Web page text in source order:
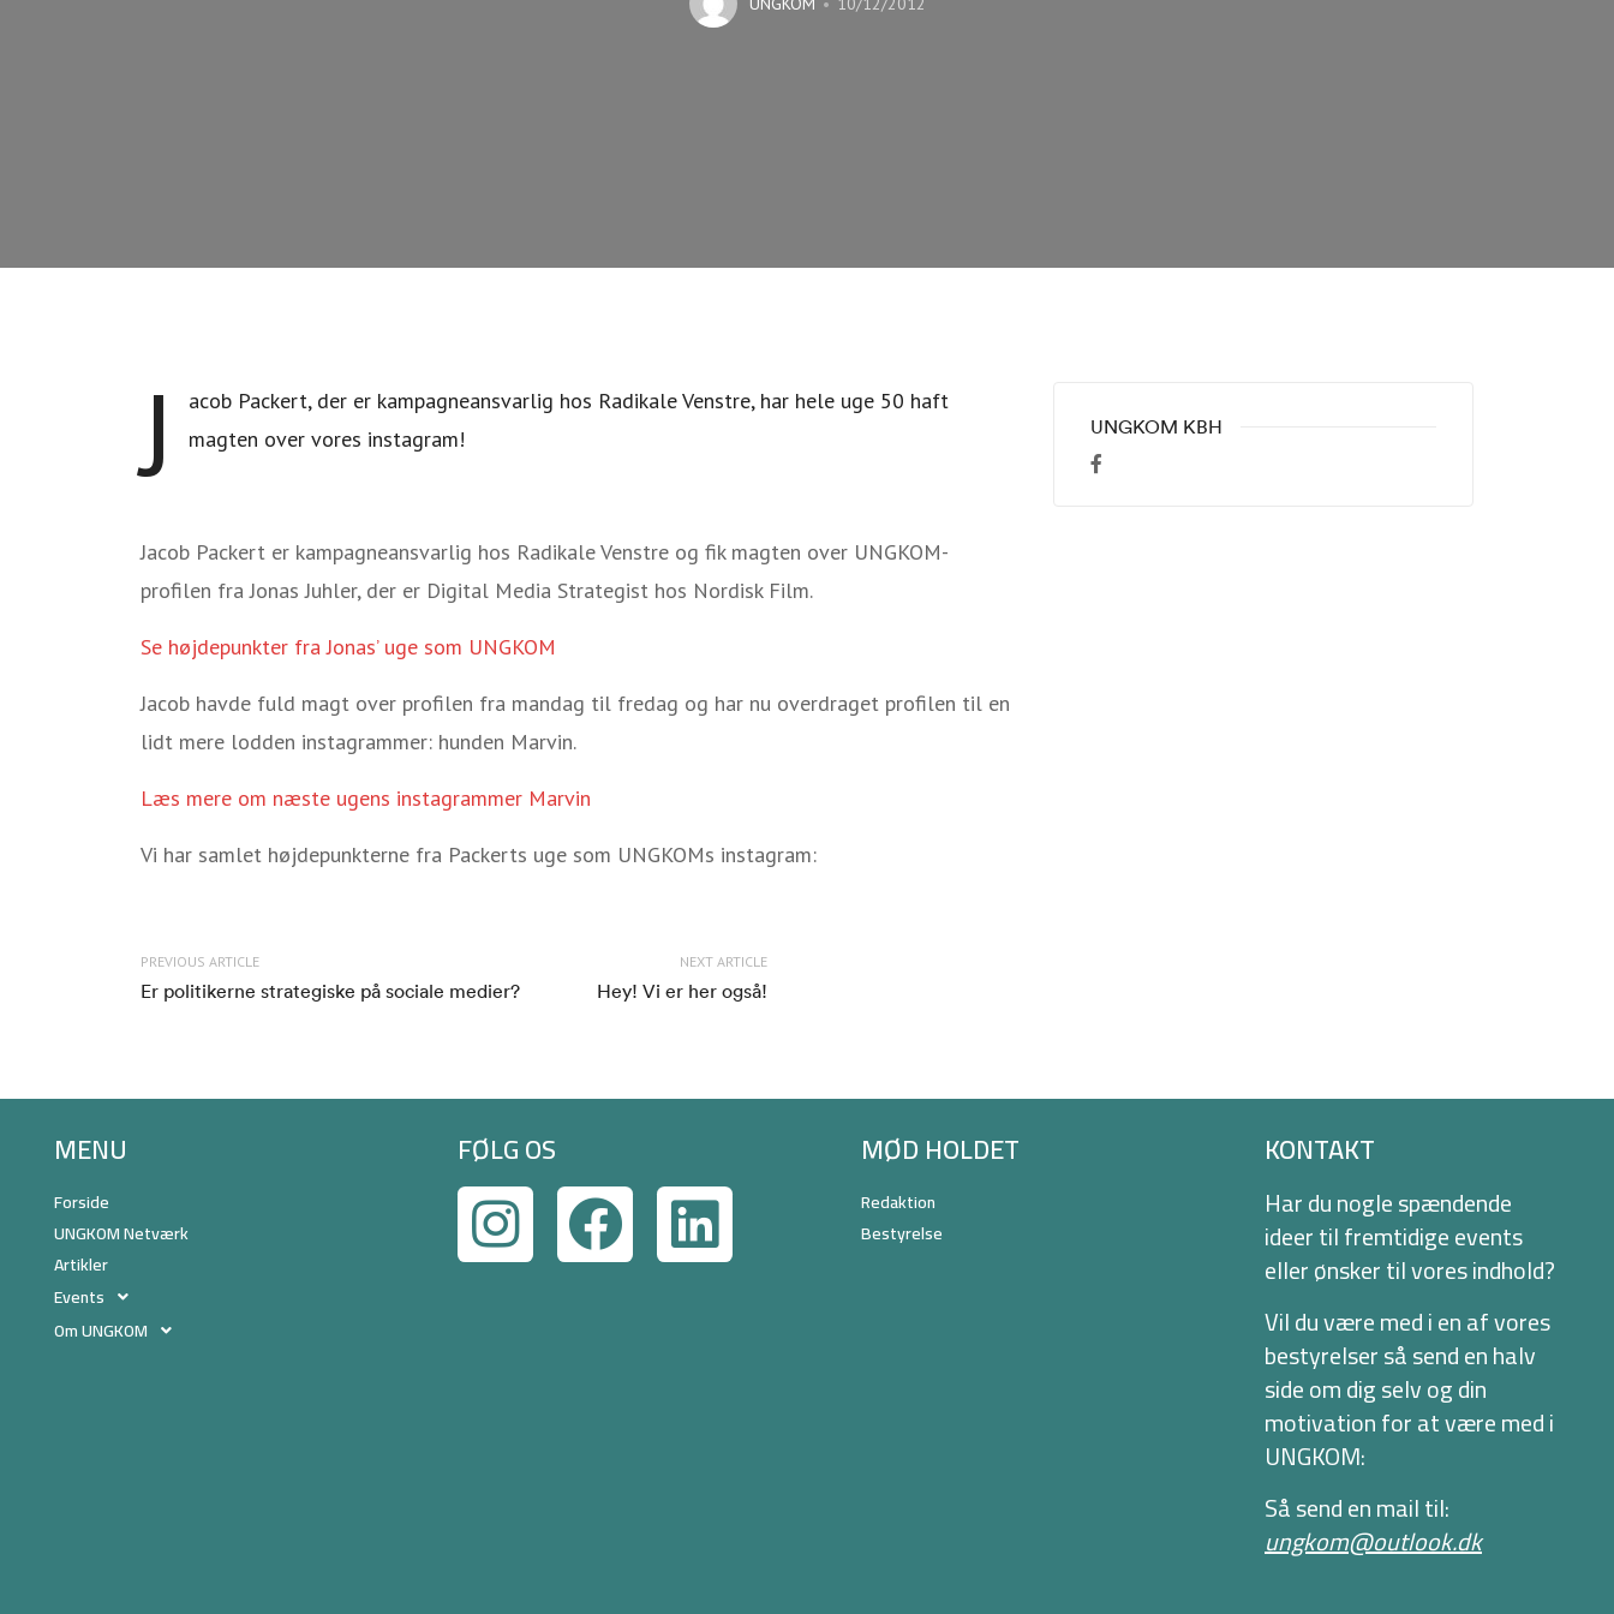
J
acob Packert, der er kampagneansvarlig hos Radikale Venstre, har hele uge 50 haft
magten over vores instagram!
Jacob Packert er kampagneansvarlig hos Radikale Venstre og fik magten over UNGKOM-
profilen fra Jonas Juhler, der er Digital Media Strategist hos Nordisk Film.
Se højdepunkter fra Jonas’ uge som UNGKOM
Jacob havde fuld magt over profilen fra mandag til fredag og har nu overdraget profilen til en
lidt mere lodden instagrammer: hunden Marvin.
Læs mere om næste ugens instagrammer Marvin
Vi har samlet højdepunkterne fra Packerts uge som UNGKOMs instagram:
PREVIOUS ARTICLE
Er politikerne strategiske på sociale medier?
NEXT ARTICLE
Hey! Vi er her også!
UNGKOM KBH
MENU
Forside
UNGKOM Netværk
Artikler
Events
Om UNGKOM
FØLG OS MØD HOLDET
Redaktion
Bestyrelse
KONTAKT
Har du nogle spændende
ideer til fremtidige events
eller ønsker til vores indhold?
Vil du være med i en af vores
bestyrelser så send en halv
side om dig selv og din
motivation for at være med i
UNGKOM:
Så send en mail til:
ungkom@outlook.dk